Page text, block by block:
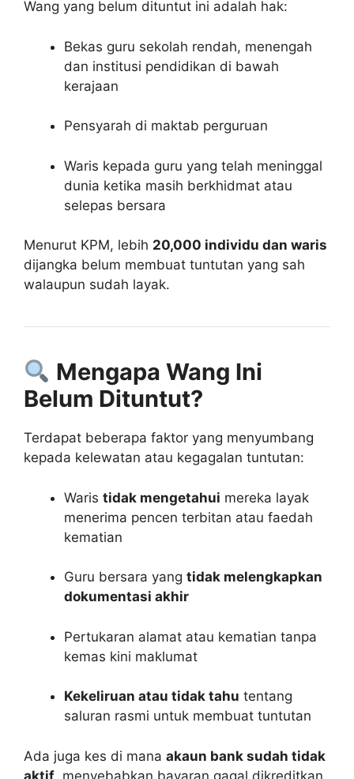
Wang yang belum dituntut ini adalah hak:
Bekas guru sekolah rendah, menengah
dan institusi pendidikan di bawah
kerajaan
Pensyarah di maktab perguruan
Waris kepada guru yang telah meninggal
dunia ketika masih berkhidmat atau
selepas bersara
Menurut KPM, lebih 20,000 individu dan waris
dijangka belum membuat tuntutan yang sah
walaupun sudah layak.
Mengapa Wang Ini
Belum Dituntut?
Terdapat beberapa faktor yang menyumbang
kepada kelewatan atau kegagalan tuntutan:
Waris tidak mengetahui mereka layak
menerima pencen terbitan atau faedah
kematian
Guru bersara yang tidak melengkapkan
dokumentasi akhir
Pertukaran alamat atau kematian tanpa
kemas kini maklumat
Kekeliruan atau tidak tahu tentang
saluran rasmi untuk membuat tuntutan
Ada juga kes di mana akaun bank sudah tidak
aktif , menyebabkan bayaran gagal dikreditkan.